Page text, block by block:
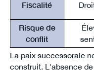
Fiscalité
Risque de
conflit
La paix successorale
construit. L'absence